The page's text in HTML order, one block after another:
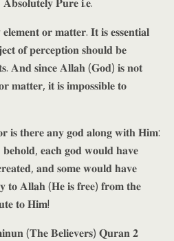
𝐨𝐫 𝐦𝐚𝐭𝐭𝐞𝐫. 𝐈𝐭 𝐢𝐬 𝐞𝐬𝐬𝐞𝐧𝐭𝐢𝐚𝐥
𝐨𝐟 𝐩𝐞𝐫𝐜𝐞𝐩𝐭𝐢𝐨𝐧 𝐬𝐡𝐨𝐮𝐥𝐝 𝐛𝐞
𝐀𝐧𝐝 𝐬𝐢𝐧𝐜𝐞 𝐀𝐥𝐥𝐚𝐡 (𝐆𝐨𝐝) 𝐢𝐬 𝐧𝐨𝐭
𝐢𝐭 𝐢𝐬 𝐢𝐦𝐩𝐨𝐬𝐬𝐢𝐛𝐥𝐞 𝐭𝐨
𝐢𝐬 𝐭𝐡𝐞𝐫𝐞 𝐚𝐧𝐲 𝐠𝐨𝐝 𝐚𝐥𝐨𝐧𝐠 𝐰𝐢𝐭𝐡 𝐇𝐢𝐦:
𝐞𝐚𝐜𝐡 𝐠𝐨𝐝 𝐰𝐨𝐮𝐥𝐝 𝐡𝐚𝐯𝐞
𝐚𝐧𝐝 𝐬𝐨𝐦𝐞 𝐰𝐨𝐮𝐥𝐝 𝐡𝐚𝐯𝐞
𝐭𝐨 𝐀𝐥𝐥𝐚𝐡 (𝐇𝐞 𝐢𝐬 𝐟𝐫𝐞𝐞) 𝐟𝐫𝐨𝐦 𝐭𝐡𝐞
𝐭𝐨 𝐇𝐢𝐦!
(𝐓𝐡𝐞 𝐁𝐞𝐥𝐢𝐞𝐯𝐞𝐫𝐬) 𝐐𝐮𝐫𝐚𝐧 𝟐